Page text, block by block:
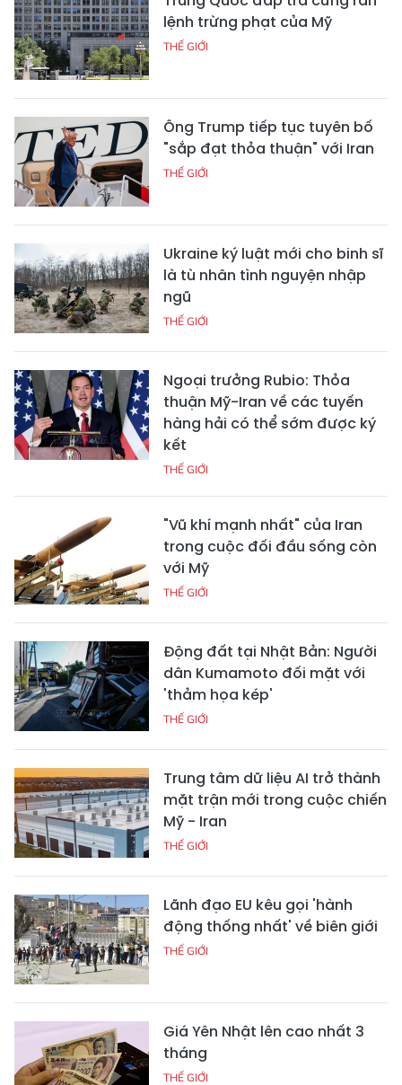
lệnh trừng phạt của Mỹ
THẾ GIỚI
Ông Trump tiếp tục tuyên bố
"sắp đạt thỏa thuận" với Iran
THẾ GIỚI
Ukraine ký luật mới cho binh sĩ
là tù nhân tình nguyện nhập
ngũ
THẾ GIỚI
Ngoại trưởng Rubio: Thỏa
thuận Mỹ-Iran về các tuyến
hàng hải có thể sớm được ký
kết
THẾ GIỚI
"Vũ khí mạnh nhất" của Iran
trong cuộc đối đầu sống còn
với Mỹ
THẾ GIỚI
Động đất tại Nhật Bản: Người
dân Kumamoto đối mặt với
'thảm họa kép'
THẾ GIỚI
Trung tâm dữ liệu AI trở thành
mặt trận mới trong cuộc chiến
Mỹ - Iran
THẾ GIỚI
Lãnh đạo EU kêu gọi 'hành
động thống nhất' về biên giới
THẾ GIỚI
Giá Yên Nhật lên cao nhất 3
tháng
THẾ GIỚI